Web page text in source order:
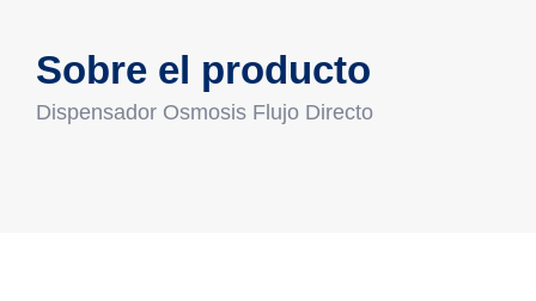
Sobre el producto
Dispensador Osmosis Flujo Directo